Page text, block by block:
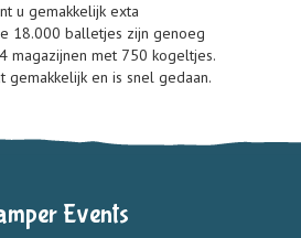
u gemakkelijk exta
18.000 balletjes zijn genoeg
magazijnen met 750 kogeltjes.
gemakkelijk en is snel gedaan.
Events